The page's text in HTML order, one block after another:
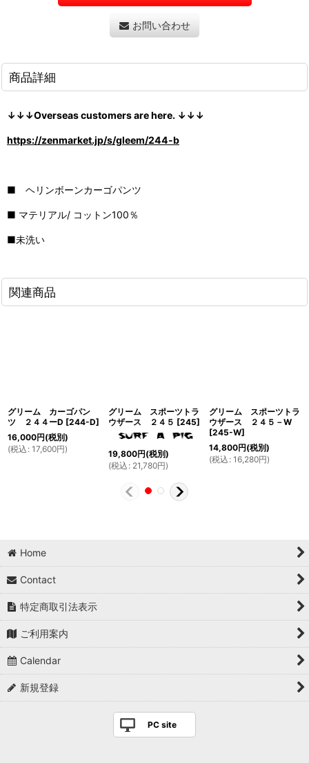
お問い合わせ
商品詳細
↓↓↓Overseas customers are here. ↓↓↓
https://zenmarket.jp/s/gleem/244-b
■ ヘリンボーンカーゴパンツ
■ マテリアル/ コットン100％
■未洗い
関連商品
グリーム カーゴパン
ツ ２４４ーD [244-D]
16,000円(税別)
(税込 : 17,600円)
グリーム スポーツトラ
ウザース ２４５ [245]
19,800円(税別)
(税込 : 21,780円)
グリーム スポーツトラ
ウザース ２４５－W
[245-W]
14,800円(税別)
(税込 : 16,280円)
Home
Contact
特定商取引法表示
ご利用案内
Calendar
新規登録
PC site